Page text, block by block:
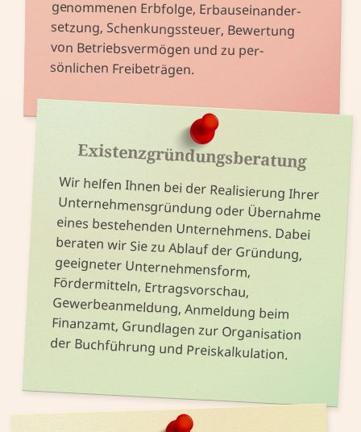
genommenen Erb­folge, Erb­aus­ein­ander­
von Betriebs­ver­mögen und zu per­
sönlichen Frei­beträgen.
Existenz­gründungs­beratung
Wir helfen Ihnen bei der Realisierung Ihrer
Unternehmensgründung oder Übernahme
eines bestehenden Unternehmens. Dabei
beraten wir Sie zu Ablauf der Gründung,
geeigneter Unternehmensform,
Fördermitteln, Ertragsvorschau,
Gewerbeanmeldung, Anmeldung beim
Finanzamt, Grundlagen zur Organisation
der Buchführung und Preiskalkulation.